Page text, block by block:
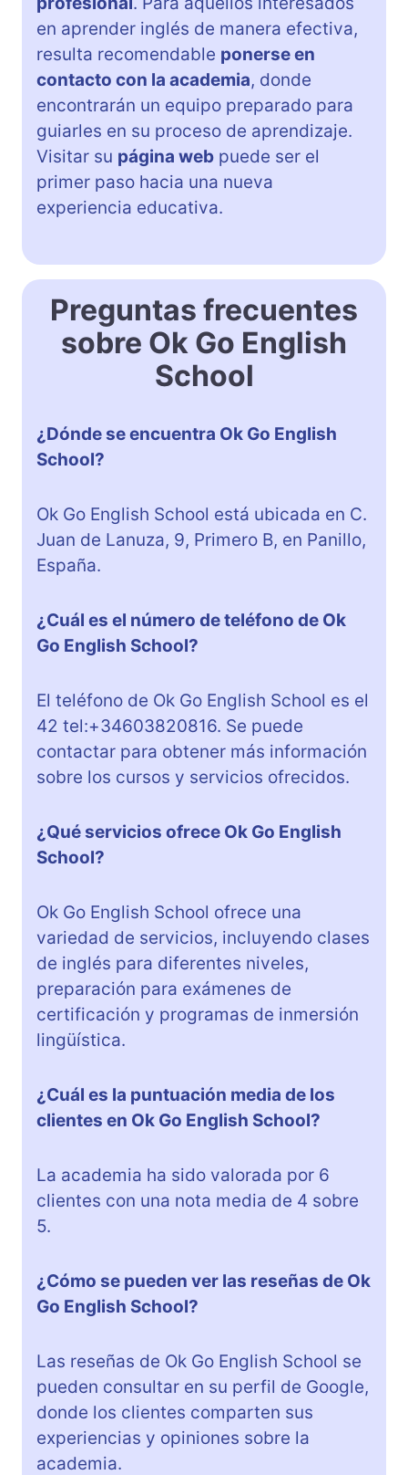
en aprender inglés de manera efectiva,
resulta recomendable ponerse en
contacto con la academia, donde
encontrarán un equipo preparado para
guiarles en su proceso de aprendizaje.
Visitar su página web puede ser el
primer paso hacia una nueva
experiencia educativa.
Preguntas frecuentes
sobre Ok Go English
School
¿Dónde se encuentra Ok Go English
School?
Ok Go English School está ubicada en C.
Juan de Lanuza, 9, Primero B, en Panillo,
España.
¿Cuál es el número de teléfono de Ok
Go English School?
El teléfono de Ok Go English School es el
42 tel:+34603820816. Se puede
contactar para obtener más información
sobre los cursos y servicios ofrecidos.
¿Qué servicios ofrece Ok Go English
School?
Ok Go English School ofrece una
variedad de servicios, incluyendo clases
de inglés para diferentes niveles,
preparación para exámenes de
certificación y programas de inmersión
lingüística.
¿Cuál es la puntuación media de los
clientes en Ok Go English School?
La academia ha sido valorada por 6
clientes con una nota media de 4 sobre
5.
¿Cómo se pueden ver las reseñas de Ok
Go English School?
Las reseñas de Ok Go English School se
pueden consultar en su perfil de Google,
donde los clientes comparten sus
experiencias y opiniones sobre la
academia.